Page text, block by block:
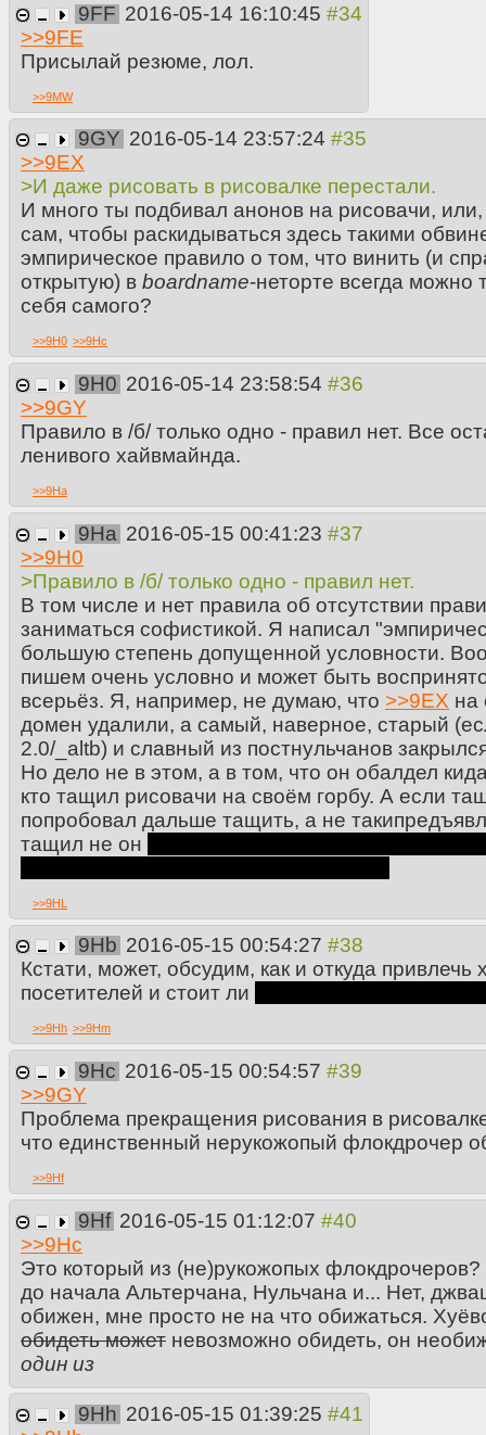
9FF 2016-05-14 16:10:45
>>9FE
Присылай резюме, лол.
>>9MW
9GY 2016-05-14 23:57:24
>>9EX
>И даже рисовать в рисовалке перестали.
И много ты подбивал анонов на рисовачи,
сам, чтобы раскидываться здесь такими
эмпирическое правило о том, что винить (и
открытую) в boardname-неторте всегда можно
себя самого?
>>9H0 >>9Hc
9H0 2016-05-14 23:58:54
>>9GY
Правило в /б/ только одно - правил нет. Все
ленивого хайвмайнда.
>>9Ha
9Ha 2016-05-15 00:41:23
>>9H0
>Правило в /б/ только одно - правил нет.
В том числе и нет правила об отсутствии
заниматься софистикой. Я написал
большую степень допущенной условности.
пишем очень условно и может быть
всерьёз. Я, например, не думаю, что >>9EX на
домен удалили, а самый, наверное, старый
2.0/_altb) и славный из постнульчанов
Но дело не в этом, а в том, что он обалдел
кто тащил рисовачи на своём горбу. А если
попробовал дальше тащить, а не
тащил не он
>>9HL
9Hb 2016-05-15 00:54:27
Кстати, может, обсудим, как и откуда привлечь
посетителей и стоит ли
>>9Hh >>9Hm
9Hc 2016-05-15 00:54:57
>>9GY
Проблема прекращения рисования в
что единственный нерукожопый флокдрочер
>>9Hf
9Hf 2016-05-15 01:12:07
>>9Hc
Это который из (не)рукожопых
до начала Альтерчана, Нульчана и... Нет,
обижен, мне просто не на что обижаться.
обидеть может невозможно обидеть, он
один из
9Hh 2016-05-15 01:39:25